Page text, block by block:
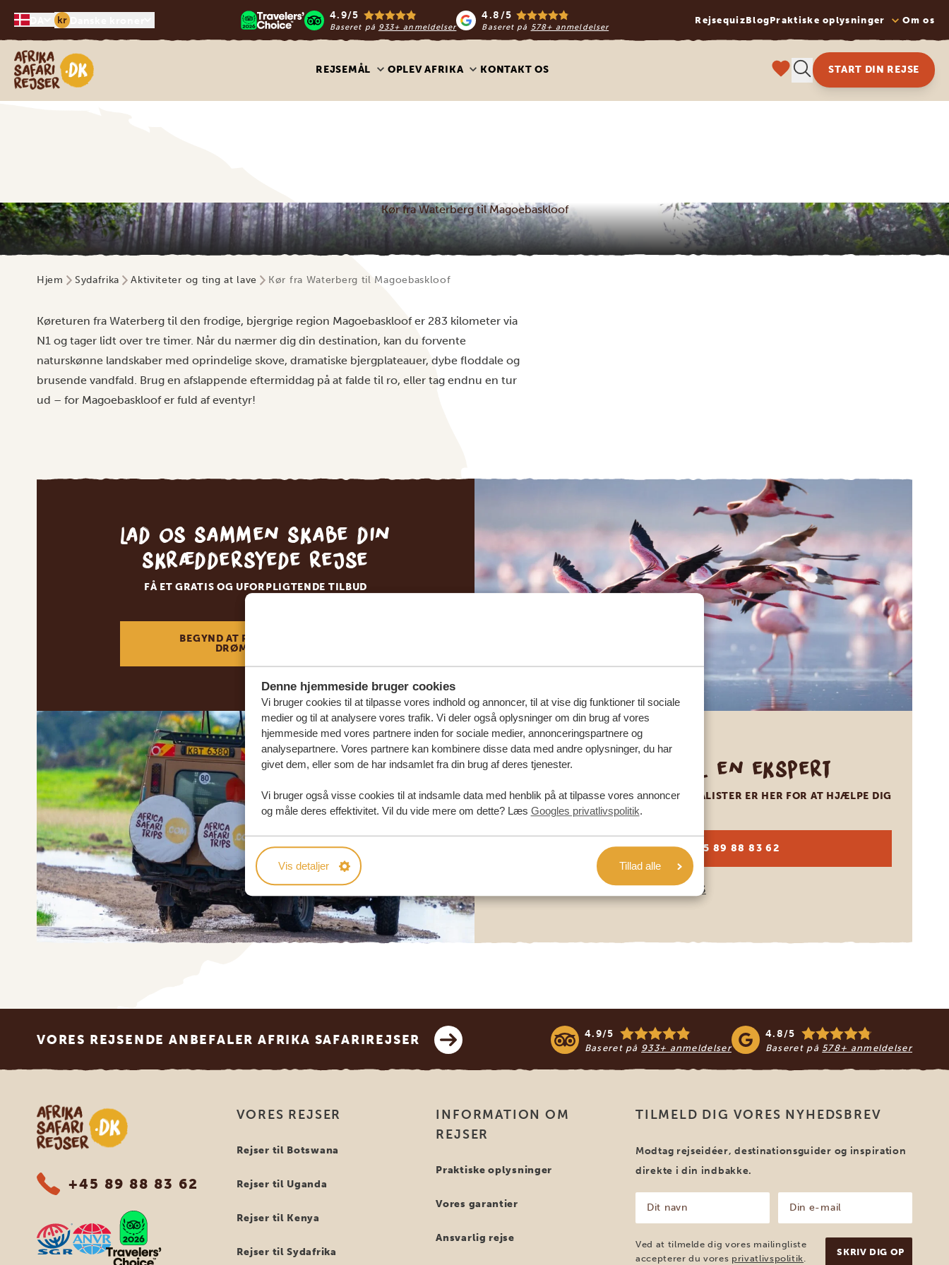
Denne hjemmeside bruger cookies
Vi bruger cookies til at tilpasse vores indhold og annoncer, til at vise dig funktioner til sociale
medier og til at analysere vores trafik. Vi deler også oplysninger om din brug af vores
hjemmeside med vores partnere inden for sociale medier, annonceringspartnere og
analysepartnere. Vores partnere kan kombinere disse data med andre oplysninger, du har
givet dem, eller som de har indsamlet fra din brug af deres tjenester.
Vi bruger også visse cookies til at indsamle data med henblik på at tilpasse vores annoncer
og måle deres effektivitet. Vil du vide mere om dette? Læs Googles privatlivspolitik.
Vis detaljer Tillad alle
kr 4.9/5
Baseret på 933+ anmeldelser
4.8/5
Baseret på 578+ anmeldelser
RejsequizBlogPraktiske oplysninger Om os
Safari-rejser i Afrika
REJSEMÅL OPLEV AFRIKA KONTAKT OS START DIN REJSE
Kør fra Waterberg til Magoebaskloof
Hjem Sydafrika Aktiviteter og ting at lave Kør fra Waterberg til Magoebaskloof
Køreturen fra Waterberg til den frodige, bjergrige region Magoebaskloof er 283 kilometer via
N1 og tager lidt over tre timer. Når du nærmer dig din destination, kan du forvente
naturskønne landskaber med oprindelige skove, dramatiske bjergplateauer, dybe floddale og
brusende vandfald. Brug en afslappende eftermiddag på at falde til ro, eller tag endnu en tur
ud – for Magoebaskloof er fuld af eventyr!
Lad os sammen skabe din
skræddersyede rejse
FÅ ET GRATIS OG UFORPLIGTENDE TILBUD
BEGYND AT PLANLÆGGE DIN
DRØMMEREJSE
Ring til en ekspert
VORES SPECIALISTER ER HER FOR AT HJÆLPE DIG
DA: +45 89 88 83 62
KONTAKT OS
VORES REJSENDE ANBEFALER AFRIKA SAFARIREJSER 4.9/5
Baseret på 933+ anmeldelser
4.8/5
Baseret på 578+ anmeldelser
Safari-rejser i Afrika
+45 89 88 83 62
VORES REJSER
Rejser til Botswana
Rejser til Uganda
Rejser til Kenya
Rejser til Sydafrika
INFORMATION OM
REJSER
Praktiske oplysninger
Vores garantier
Ansvarlig rejse
TILMELD DIG VORES NYHEDSBREV
Modtag rejseidéer, destinationsguider og inspiration
direkte i din indbakke.
navn
(Påkrævet)
mail
(Påkrævet)
Ved at tilmelde dig vores mailingliste
accepterer du vores privatlivspolitik.